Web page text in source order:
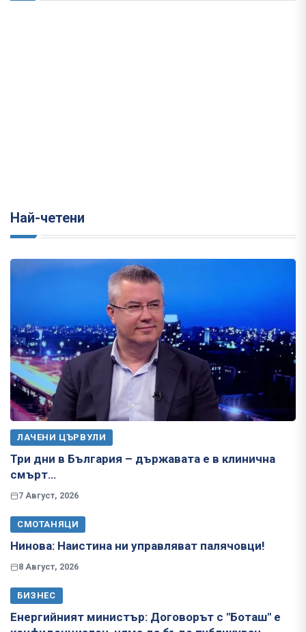
Най-четени
ЛАЧЕНИ ЦЪРВУЛИ
Три дни в България – държавата е в клинична
смърт…
7 Август, 2026
СМОТАНЯЦИ
Нинова: Наистина ни управляват палячовци!
8 Август, 2026
БИЗНЕС
Енергийният министър: Договорът с "Боташ" е